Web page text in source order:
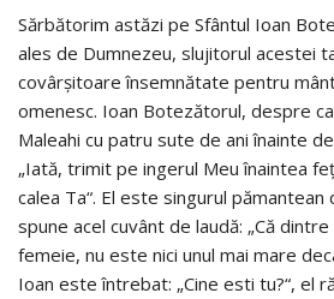
Sărbătorim astăzi pe Sfântul Ioan
ales de Dumnezeu, slujitorul acestei
covârșitoare însemnătate pentru
omenesc. Ioan Botezătorul, despre
Maleahi cu patru sute de ani înainte
„Iată, trimit pe ingerul Meu înaintea
calea Ta“. El este singurul
spune acel cuvânt de laudă: „Că
femeie, nu este nici unul mai mare
Ioan este întrebat: „Cine esti tu?“, el